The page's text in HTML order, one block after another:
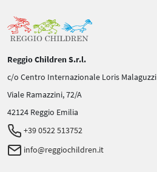
Reggio Children S.r.l.
c/o Centro Internazionale Loris Malaguzzi
Viale Ramazzini, 72/A
42124 Reggio Emilia
+39 0522 513752
info@reggiochildren.it